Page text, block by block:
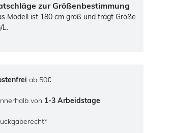
zur Größenbestimmung
Modell ist 180 cm groß und trägt Größe
L.
ab 50€
von 1-3 Arbeidstage